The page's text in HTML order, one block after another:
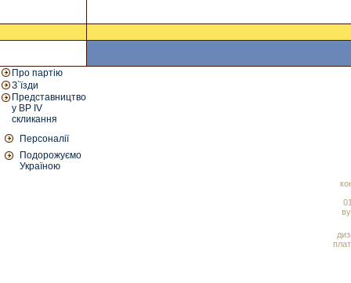
Про партію
З`їзди
Представництво
у ВР IV
скликання
Персоналії
Подорожуємо
Україною